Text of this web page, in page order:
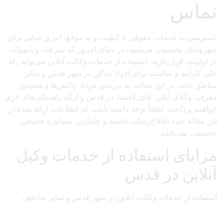
تماس
دسترسی به خدمات حقوقی با کیفیت و به موقع، امری حیاتی برای
شهروندان محسوب می‌شود. در دنیای امروز که سرعت و سهولت
در اولویت قرار دارند، استفاده از خدمات وکالت آنلاین می‌تواند راه
حلی کارآمد و مناسب برای افراد ساکن در شهر قدس و سایر
مناطق باشد. در این مقاله، به بررسی مزایا، چالش‌ها و همچنین
معرفی وکلای آنلاین قابل اعتماد در قدس و ارائه راهنمایی‌های لازم
خواهیم پرداخت. لطفاً توجه داشته باشید که اطلاعات ارائه شده در
این مقاله جنبه اطلاع‌رسانی داشته و جایگزین مشاوره حقوقی
تخصصی نمی‌باشد.
مزایای استفاده از خدمات وکیل
آنلاین در قدس
استفاده از خدمات وکالت آنلاین در شهر قدس و سایر مناطق،